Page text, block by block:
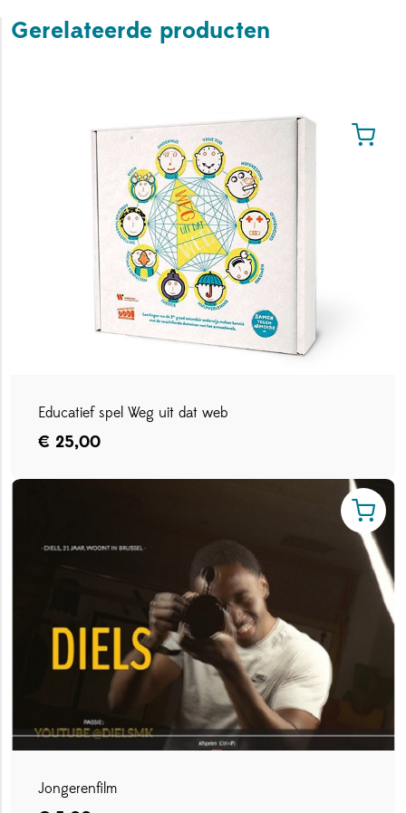
Gerelateerde producten
Educatief spel Weg uit dat web
€ 25,00
Jongerenfilm
Verder winkelen